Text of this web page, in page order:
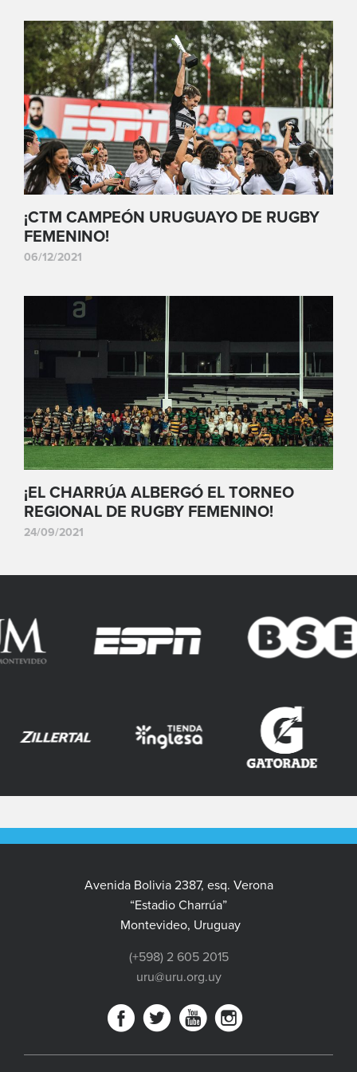
¡CTM CAMPEÓN URUGUAYO DE RUGBY
FEMENINO!
06/12/2021
¡EL CHARRÚA ALBERGÓ EL TORNEO
REGIONAL DE RUGBY FEMENINO!
24/09/2021
Avenida Bolivia 2387, esq. Verona
“Estadio Charrúa”
Montevideo, Uruguay
(+598) 2 605 2015
uru@uru.org.uy